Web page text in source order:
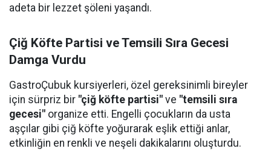
adeta bir lezzet şöleni yaşandı.
Çiğ Köfte Partisi ve Temsili Sıra Gecesi
Damga Vurdu
GastroÇubuk kursiyerleri, özel gereksinimli bireyler
için sürpriz bir "çiğ köfte partisi" ve "temsili sıra
gecesi" organize etti. Engelli çocukların da usta
aşçılar gibi çiğ köfte yoğurarak eşlik ettiği anlar,
etkinliğin en renkli ve neşeli dakikalarını oluşturdu.